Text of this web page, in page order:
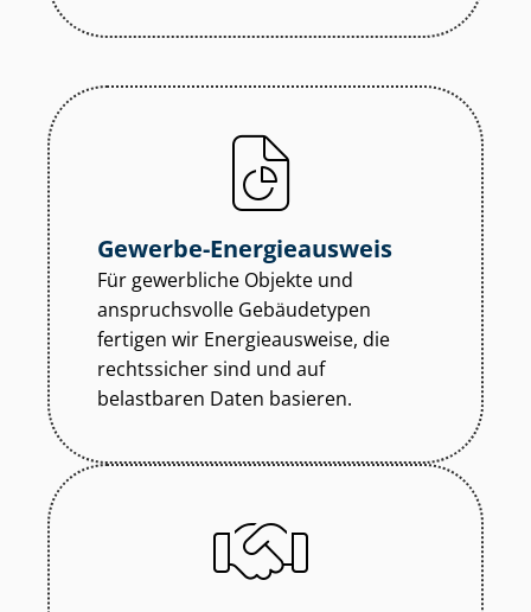
Gewerbe-Energieausweis
Für gewerbliche Objekte und
anspruchsvolle Gebäudetypen
fertigen wir Energieausweise, die
rechtssicher sind und auf
belastbaren Daten basieren.